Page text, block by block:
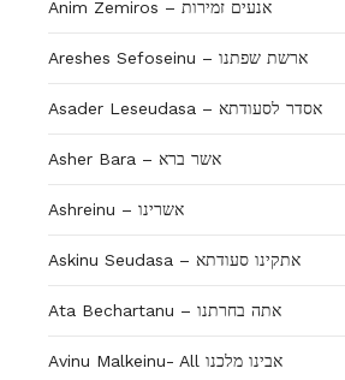
Anim Zemiros – אנעים זמירות
Areshes Sefoseinu – ארשת שפתנו
Asader Leseudasa – אסדר לסעודתא
Asher Bara – אשר ברא
Ashreinu – אשרינו
Askinu Seudasa – אתקינו סעודתא
Ata Bechartanu – אתה בחרתנו
Avinu Malkeinu- All אבינו מלכנו